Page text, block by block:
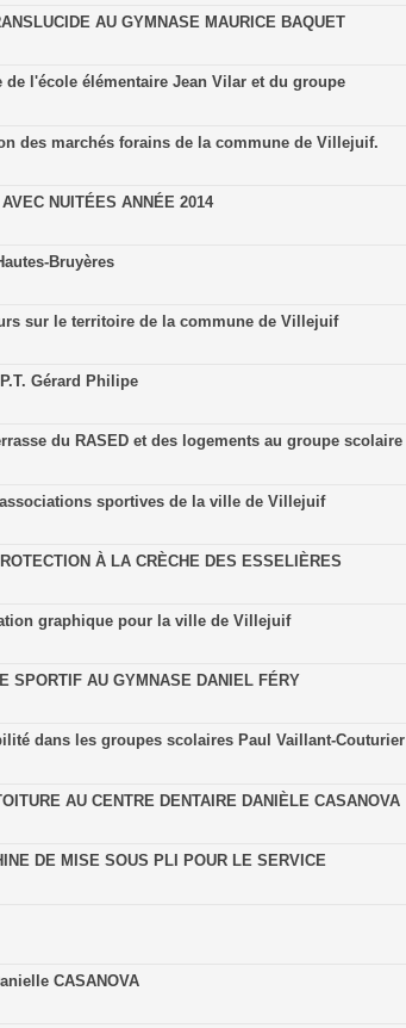
AU GYMNASE MAURICE BAQUET
l'école élémentaire Jean Vilar et du groupe
des marchés forains de la commune de Villejuif.
NUITÉES ANNÉE 2014
Bruyères
sur le territoire de la commune de Villejuif
Gérard Philipe
du RASED et des logements au groupe scolaire
sportives de la ville de Villejuif
À LA CRÈCHE DES ESSELIÈRES
graphique pour la ville de Villejuif
SPORTIF AU GYMNASE DANIEL FÉRY
dans les groupes scolaires Paul Vaillant-Couturier
AU CENTRE DENTAIRE DANIÈLE CASANOVA
DE MISE SOUS PLI POUR LE SERVICE
CASANOVA